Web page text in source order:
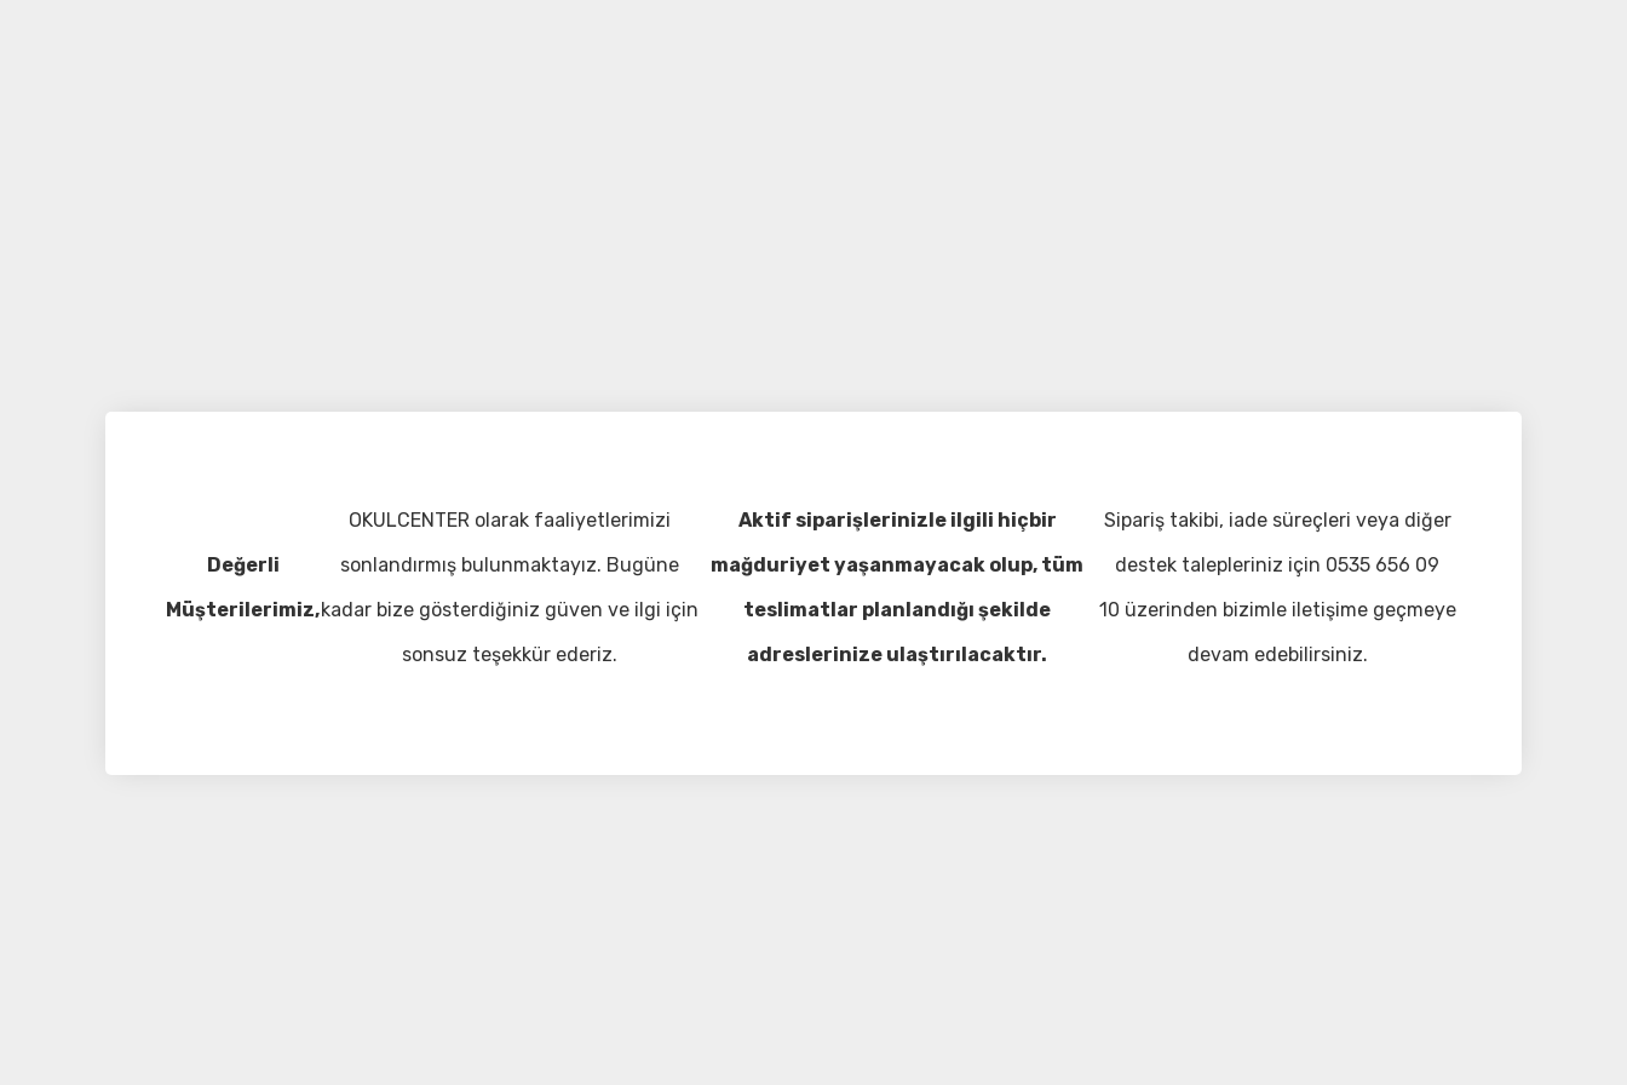
Değerli
Müşterilerimiz,
OKULCENTER olarak faaliyetlerimizi
sonlandırmış bulunmaktayız. Bugüne
kadar bize gösterdiğiniz güven ve ilgi için
sonsuz teşekkür ederiz.
Aktif siparişlerinizle ilgili hiçbir
mağduriyet yaşanmayacak olup, tüm
teslimatlar planlandığı şekilde
adreslerinize ulaştırılacaktır.
Sipariş takibi, iade süreçleri veya diğer
destek talepleriniz için 0535 656 09
10 üzerinden bizimle iletişime geçmeye
devam edebilirsiniz.